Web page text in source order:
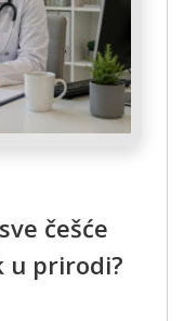
češće
u prirodi?